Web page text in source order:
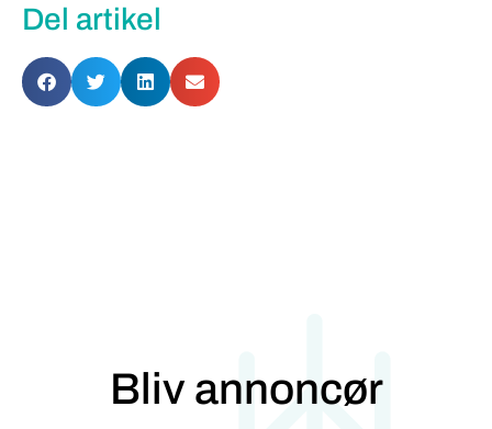
Del artikel
Bliv annoncør